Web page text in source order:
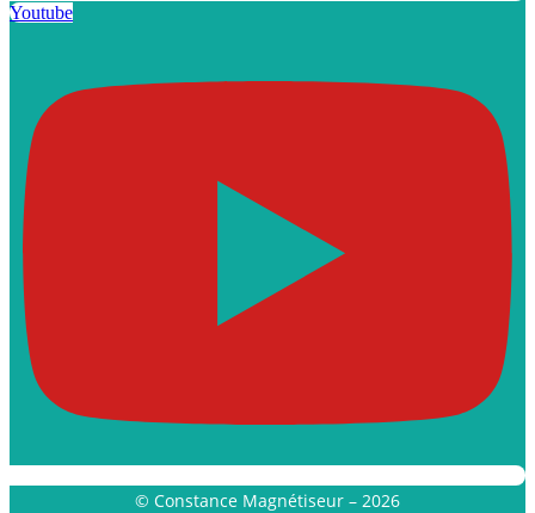
Youtube
© Constance Magnétiseur – 2026